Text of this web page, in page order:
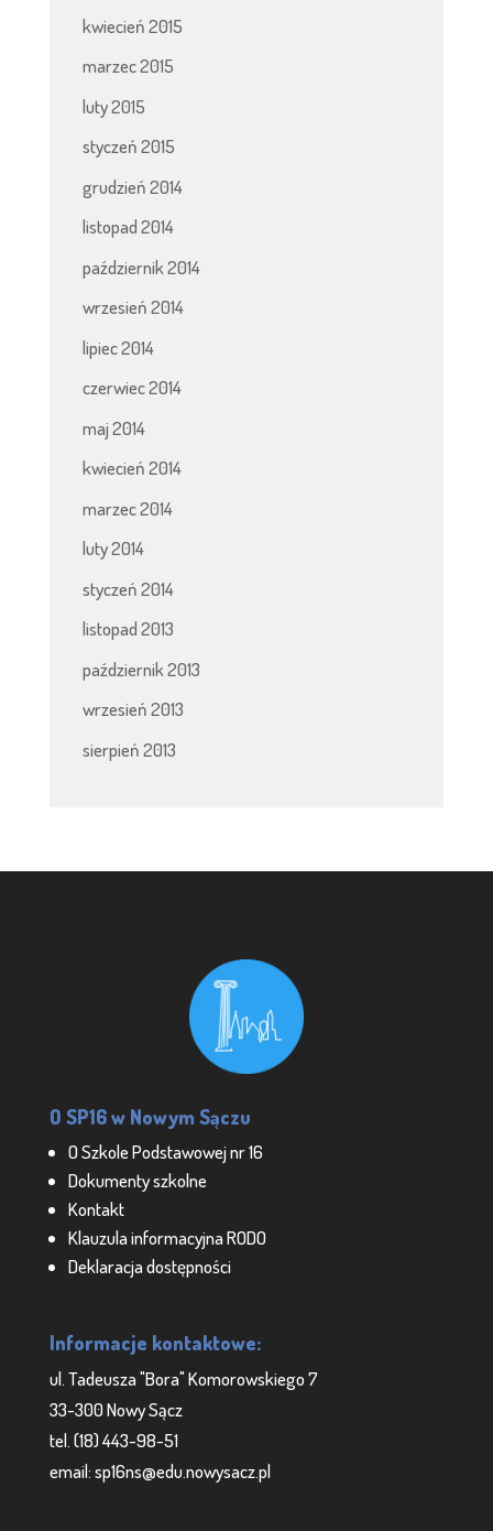
kwiecień 2015
marzec 2015
luty 2015
styczeń 2015
grudzień 2014
listopad 2014
październik 2014
wrzesień 2014
lipiec 2014
czerwiec 2014
maj 2014
kwiecień 2014
marzec 2014
luty 2014
styczeń 2014
listopad 2013
październik 2013
wrzesień 2013
sierpień 2013
O SP16 w Nowym Sączu
O Szkole Podstawowej nr 16
Dokumenty szkolne
Kontakt
Klauzula informacyjna RODO
Deklaracja dostępności
Informacje kontaktowe:
ul. Tadeusza "Bora" Komorowskiego 7
33-300 Nowy Sącz
tel. (18) 443-98-51
email: sp16ns@edu.nowysacz.pl